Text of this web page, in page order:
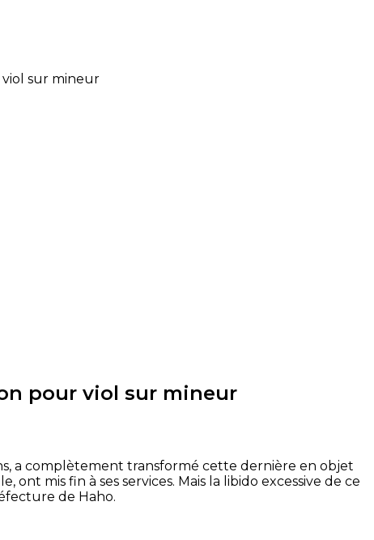
viol sur mineur
pour viol sur mineur
a complètement transformé cette dernière en objet
mis fin à ses services. Mais la libido excessive de ce
de Haho.